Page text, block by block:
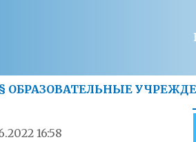
ОБРАЗОВАТЕЛЬНЫЕ
16:58